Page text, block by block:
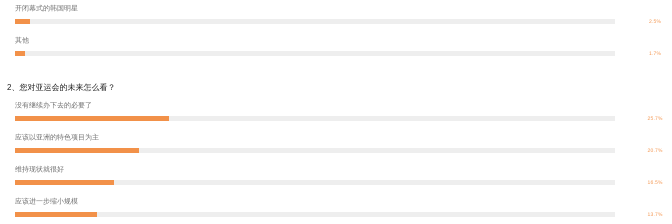
开闭幕式的韩国明星
2.5%
其他
1.7%
2、您对亚运会的未来怎么看？
没有继续办下去的必要了
25.7%
应该以亚洲的特色项目为主
20.7%
维持现状就很好
16.5%
应该进一步缩小规模
13.7%